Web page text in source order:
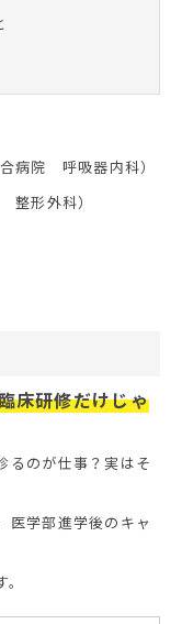
病院 呼吸器内科）
形外科）
床研修だけじゃ
るのが仕事？実はそ
医学部進学後のキャ